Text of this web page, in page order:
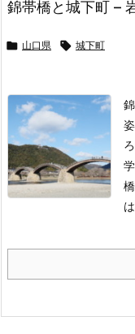
錦帯橋と城下町 –
 山口県  城下町